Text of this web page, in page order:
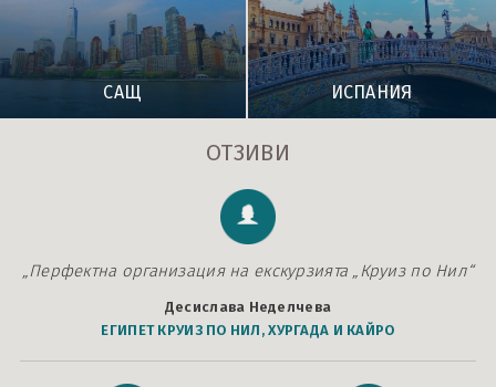
САЩ ИСПАНИЯ
ОТЗИВИ
„Перфектна организация на екскурзията „Круиз по Нил“
Десислава Неделчева
ЕГИПЕТ КРУИЗ ПО НИЛ, ХУРГАДА И КАЙРО